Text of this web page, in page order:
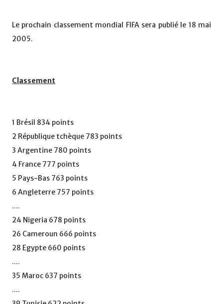
Le prochain classement mondial FIFA sera publié le 18 mai
2005.
Classement
1 Brésil 834 points
2 République tchèque 783 points
3 Argentine 780 points
4 France 777 points
5 Pays-Bas 763 points
6 Angleterre 757 points
....
24 Nigeria 678 points
26 Cameroun 666 points
28 Egypte 660 points
....
35 Maroc 637 points
....